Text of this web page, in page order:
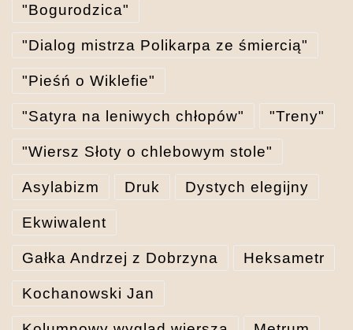
"Bogurodzica"
"Dialog mistrza Polikarpa ze śmiercią"
"Pieśń o Wiklefie"
"Satyra na leniwych chłopów" "Treny"
"Wiersz Słoty o chlebowym stole"
Asylabizm Druk Dystych elegijny
Ekwiwalent
Gałka Andrzej z Dobrzyna Heksametr
Kochanowski Jan